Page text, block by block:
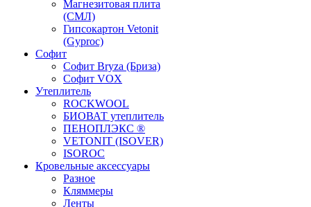
Магнезитовая плита
(СМЛ)
Гипсокартон Vetonit
(Gyproc)
Софит
Софит Bryza (Бриза)
Софит VOX
Утеплитель
ROCKWOOL
БИОВАТ утеплитель
ПЕНОПЛЭКС ®
VETONIT (ISOVER)
ISOROC
Кровельные аксессуары
Разное
Кляммеры
Ленты